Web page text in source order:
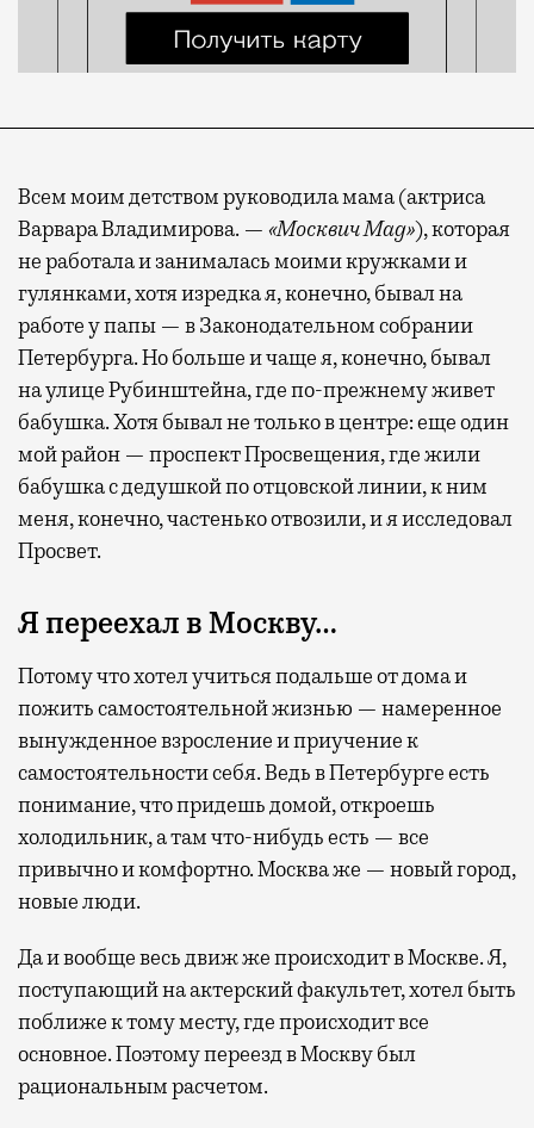
Всем моим детством руководила мама (актриса
Варвара Владимирова. — «Москвич Mag»), которая
не работала и занималась моими кружками и
гулянками, хотя изредка я, конечно, бывал на
работе у папы — в Законодательном собрании
Петербурга. Но больше и чаще я, конечно, бывал
на улице Рубинштейна, где по-прежнему живет
бабушка. Хотя бывал не только в центре: еще один
мой район — проспект Просвещения, где жили
бабушка с дедушкой по отцовской линии, к ним
меня, конечно, частенько отвозили, и я исследовал
Просвет.
Я переехал в Москву…
Потому что хотел учиться подальше от дома и
пожить самостоятельной жизнью — намеренное
вынужденное взросление и приучение к
самостоятельности себя. Ведь в Петербурге есть
понимание, что придешь домой, откроешь
холодильник, а там что-нибудь есть — все
привычно и комфортно. Москва же — новый город,
новые люди.
Да и вообще весь движ же происходит в Москве. Я,
поступающий на актерский факультет, хотел быть
поближе к тому месту, где происходит все
основное. Поэтому переезд в Москву был
рациональным расчетом.